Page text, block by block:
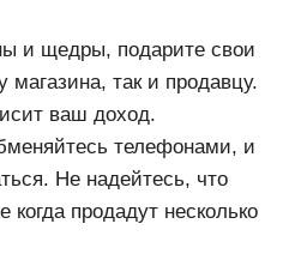
и щедры, подарите свои
магазина, так и продавцу.
ваш доход.
телефонами, и
Не надейтесь, что
когда продадут несколько